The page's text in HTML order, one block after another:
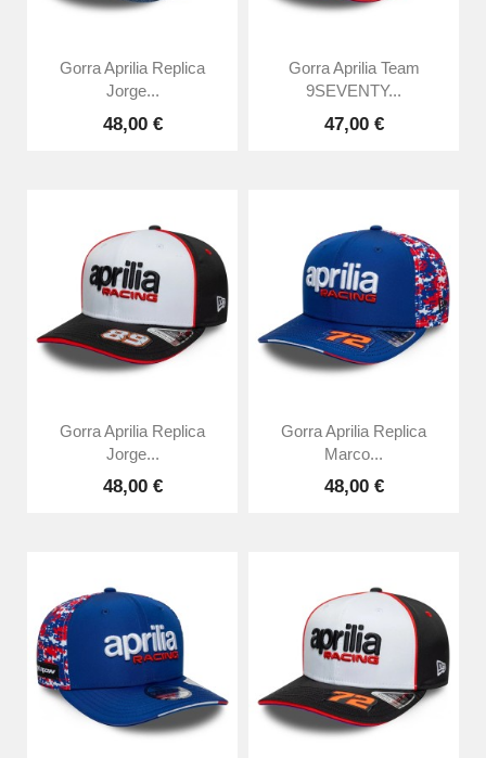
Gorra Aprilia Replica
Jorge...
48,00 €
Gorra Aprilia Team
9SEVENTY...
47,00 €
Gorra Aprilia Replica
Jorge...
48,00 €
Gorra Aprilia Replica
Marco...
48,00 €